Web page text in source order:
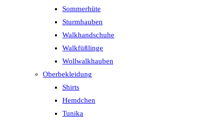
Sommerhüte
Sturmhauben
Walkhandschuhe
Walkfüßlinge
Wollwalkhauben
Oberbekleidung
Shirts
Hemdchen
Tunika